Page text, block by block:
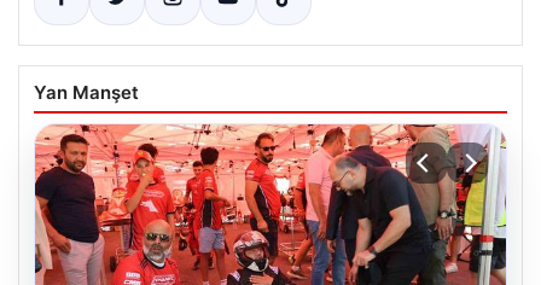
Yan Manşet